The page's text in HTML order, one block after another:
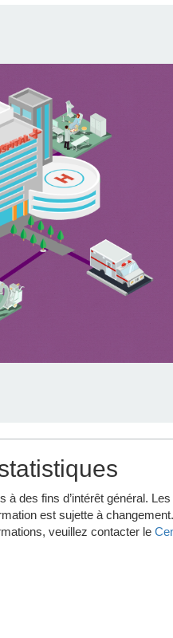
à des fins d’intérêt général.
est sujette à
veuillez contacter le